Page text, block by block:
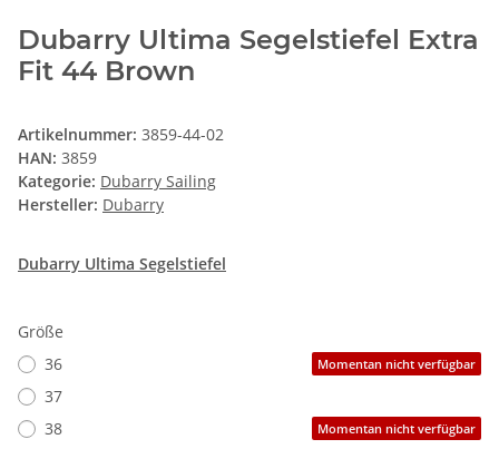
Dubarry Ultima Segelstiefel Extra
Fit 44 Brown
Artikelnummer: 3859-44-02
HAN: 3859
Kategorie: Dubarry Sailing
Hersteller: Dubarry
Dubarry Ultima Segelstiefel
Größe
36
Momentan nicht verfügbar
37
38
Momentan nicht verfügbar